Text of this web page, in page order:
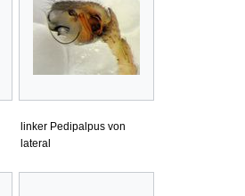
linker Pedipalpus von
lateral